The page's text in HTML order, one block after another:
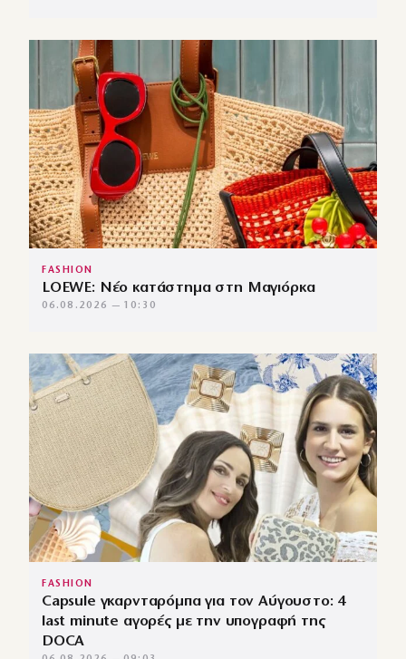
FASHION
LOEWE: Νέο κατάστημα στη Μαγιόρκα
06.08.2026 — 10:30
FASHION
Capsule γκαρνταρόμπα για τον Αύγουστο: 4
last minute αγορές με την υπογραφή της
DOCA